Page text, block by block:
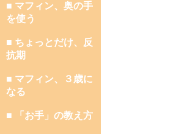
■ マフィン、奥の手
を使う
■ ちょっとだけ、反
抗期
■ マフィン、３歳に
なる
■ 「お手」の教え方